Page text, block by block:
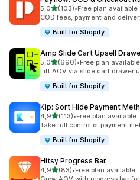
5,0na 5 gwiazdek
(103)
Łączna liczba recenzji: 103
•Free plan available
COD fees, payment and
Built for Shopify
Amp Slide Cart Upsell
5,0na 5 gwiazdek
(690)
Łączna liczba recenzji: 690
•Free plan available
Lift AOV via slide cart drawer
Built for Shopify
Kip: Sort Hide Payment
4,9na 5 gwiazdek
(113)
Łączna liczba recenzji: 113
•Free plan available
Take full control of payment
Built for Shopify
Hitsy Progress Bar
4,9na 5 gwiazdek
(83)
Łączna liczba recenzji: 83
•Free plan available